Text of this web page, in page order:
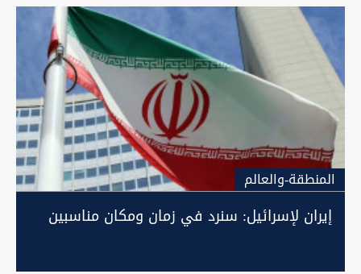
المنطقة-والعالم
إيران لإسرائيل: سنرد في زمان ومكان مناسبين